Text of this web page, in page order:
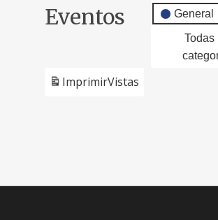
Eventos
General
Todas
ImprimirVistas